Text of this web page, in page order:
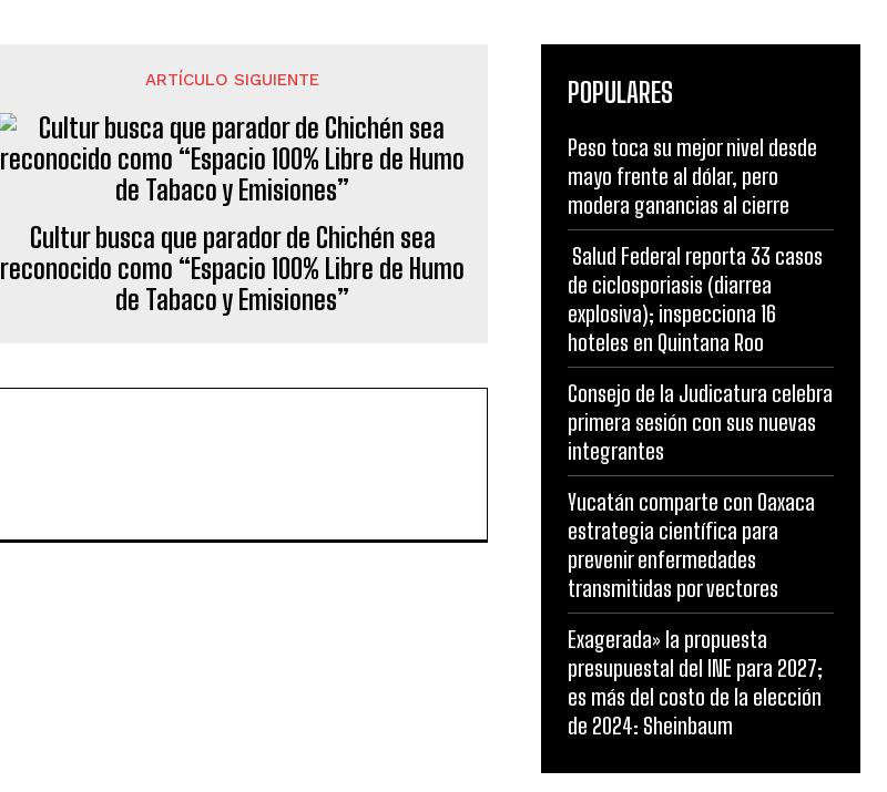
ARTÍCULO SIGUIENTE
Cultur busca que parador de Chichén sea
reconocido como “Espacio 100% Libre de Humo
de Tabaco y Emisiones”
POPULARES
Peso toca su mejor nivel desde
mayo frente al dólar, pero
modera ganancias al cierre
Salud Federal reporta 33 casos
de ciclosporiasis (diarrea
explosiva); inspecciona 16
hoteles en Quintana Roo
Consejo de la Judicatura celebra
primera sesión con sus nuevas
integrantes
Yucatán comparte con Oaxaca
estrategia científica para
prevenir enfermedades
transmitidas por vectores
Exagerada» la propuesta
presupuestal del INE para 2027;
es más del costo de la elección
de 2024: Sheinbaum